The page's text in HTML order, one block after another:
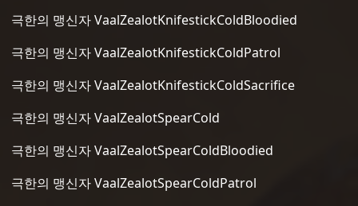
극한의 맹신자 VaalZealotKnifestickColdBloodied
극한의 맹신자 VaalZealotKnifestickColdPatrol
극한의 맹신자 VaalZealotKnifestickColdSacrifice
극한의 맹신자 VaalZealotSpearCold
극한의 맹신자 VaalZealotSpearColdBloodied
극한의 맹신자 VaalZealotSpearColdPatrol